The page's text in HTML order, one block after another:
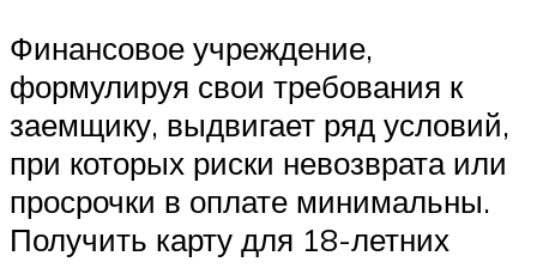
Финансовое учреждение,
формулируя свои требования к
заемщику, выдвигает ряд условий,
при которых риски невозврата или
просрочки в оплате минимальны.
Получить карту для 18-летних